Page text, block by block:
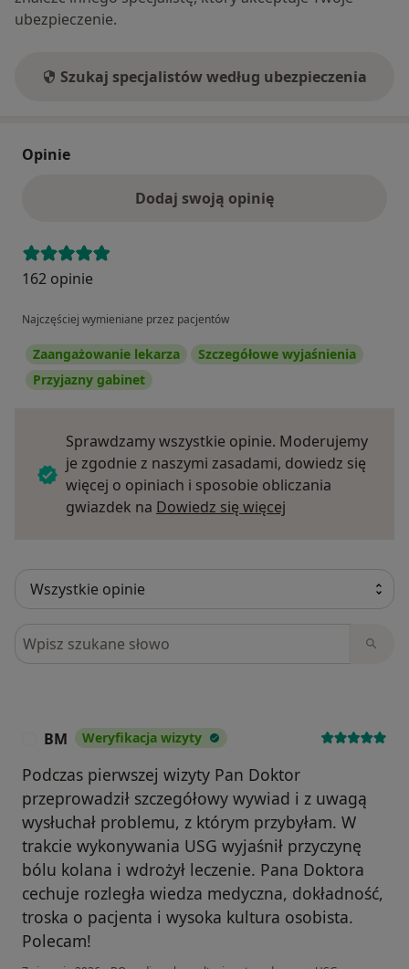
ubezpieczenie.
Szukaj specjalistów według ubezpieczenia
Opinie
Dodaj swoją opinię
162 opinie
Najczęściej wymieniane przez pacjentów
Zaangażowanie lekarza
Szczegółowe wyjaśnienia
Przyjazny gabinet
Sprawdzamy wszystkie opinie. Moderujemy
je zgodnie z naszymi zasadami, dowiedz się
więcej o opiniach i sposobie obliczania
gwiazdek na Dowiedz się więcej
Szukaj w opiniach
BM Weryfikacja wizyty
Podczas pierwszej wizyty Pan Doktor
przeprowadził szczegółowy wywiad i z uwagą
wysłuchał problemu, z którym przybyłam. W
trakcie wykonywania USG wyjaśnił przyczynę
bólu kolana i wdrożył leczenie. Pana Doktora
cechuje rozległa wiedza medyczna, dokładność,
troska o pacjenta i wysoka kultura osobista.
Polecam!